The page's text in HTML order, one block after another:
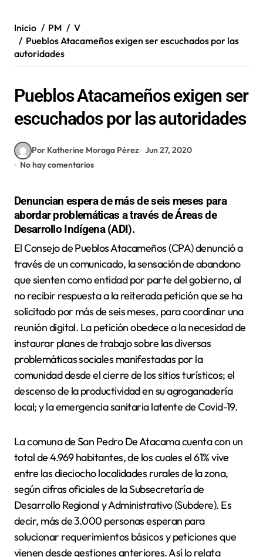
Inicio PM
V
Pueblos Atacameños exigen ser escuchados por las
autoridades
Pueblos Atacameños exigen ser
escuchados por las autoridades
Por Katherine Moraga Pérez
Jun 27, 2020
No hay comentarios
Denuncian espera de más de seis meses para
abordar problemáticas a través de Áreas de
Desarrollo Indígena (ADI).
El Consejo de Pueblos Atacameños (CPA) denunció a
través de un comunicado, la sensación de abandono
que sienten como entidad por parte del gobierno, al
no recibir respuesta a la reiterada petición que se ha
solicitado por más de seis meses, para coordinar una
reunión digital. La petición obedece a la necesidad de
instaurar planes de trabajo sobre las diversas
problemáticas sociales manifestadas por la
comunidad desde el cierre de los sitios turísticos; el
descenso de la productividad en su agroganadería
local; y la emergencia sanitaria latente de Covid-19.
La comuna de San Pedro De Atacama cuenta con un
total de 4.969 habitantes, de los cuales el 61% vive
entre las dieciocho localidades rurales de la zona,
según cifras oficiales de la Subsecretaría de
Desarrollo Regional y Administrativo (Subdere). Es
decir, más de 3.000 personas esperan para
solucionar requerimientos básicos y peticiones que
vienen desde gestiones anteriores. Así lo relata